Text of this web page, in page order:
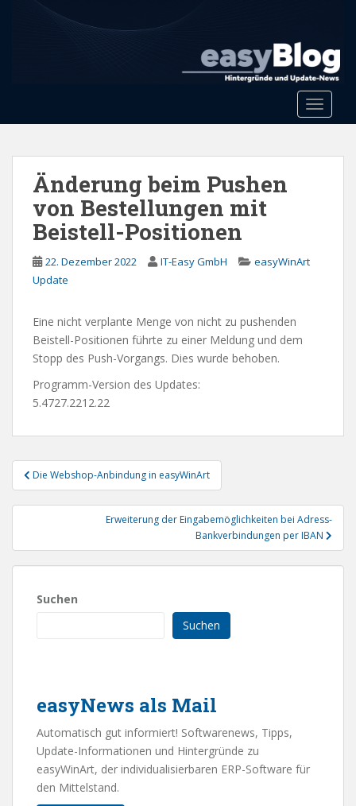
Toggle
Änderung beim Pushen
von Bestellungen mit
Beistell-Positionen
22. Dezember 2022 IT-Easy GmbH
easyWinArt
Update
Eine nicht verplante Menge von nicht zu pushenden
Beistell-Positionen führte zu einer Meldung und dem
Stopp des Push-Vorgangs. Dies wurde behoben.
Programm-Version des Updates:
5.4727.2212.22
Beitragsnavigation
Die Webshop-Anbindung in easyWinArt
Erweiterung der Eingabemöglichkeiten bei Adress-
Bankverbindungen per IBAN
Suchen
Suchen
easyNews als Mail
Automatisch gut informiert! Softwarenews, Tipps,
Update-Informationen und Hintergründe zu
easyWinArt, der individualisierbaren ERP-Software für
den Mittelstand.